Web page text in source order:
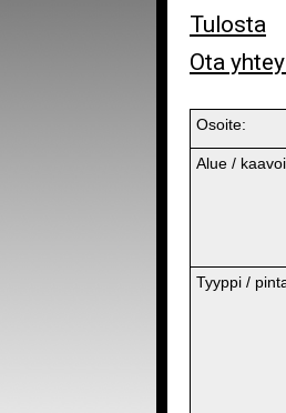
Tulosta
Ota
Osoite:
Alue /
Tyyppi /